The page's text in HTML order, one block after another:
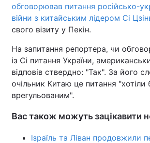
обговорював питання російсько-
війни з китайським лідером Сі
свого візиту у Пекін.
На запитання репортера, чи
із Сі питання України,
відповів ствердно: "Так". За його
очільник Китаю це питання "хотіли
врегульованим".
Вас також можуть зацікавити
Ізраїль та Ліван продовжили